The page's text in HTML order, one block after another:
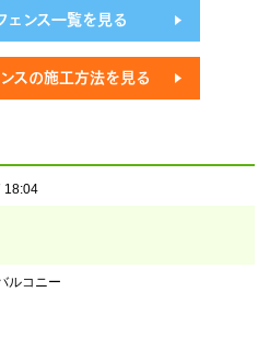
ェンス一覧を見る
スの施工方法を見る
18:04
ルコニー